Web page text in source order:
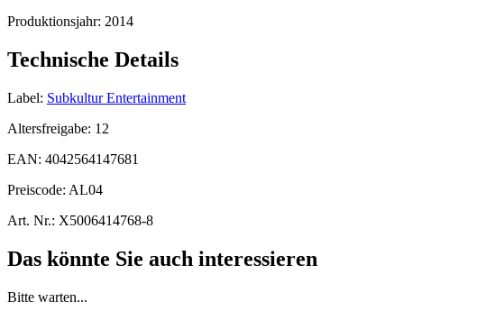
Produktionsjahr: 2014
Technische Details
Label: Subkultur Entertainment
Altersfreigabe: 12
EAN: 4042564147681
Preiscode: AL04
Art. Nr.: X5006414768-8
Das könnte Sie auch interessieren
Bitte warten...